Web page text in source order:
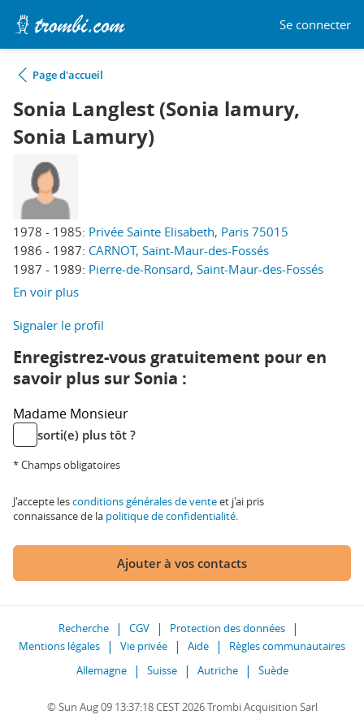
Se connecter
Page d'accueil
Sonia Langlest (Sonia lamury,
Sonia Lamury)
1978 - 1985: Privée Sainte Elisabeth, Paris 75015
1986 - 1987: CARNOT, Saint-Maur-des-Fossés
1987 - 1989: Pierre-de-Ronsard, Saint-Maur-des-Fossés
En voir plus
Signaler le profil
Enregistrez-vous gratuitement pour en
savoir plus sur Sonia :
Madame Monsieur
sorti(e) plus tôt ?
* Champs obligatoires
J'accepte lesconditions générales de venteet j'ai pris
connaissance de la politique de confidentialité.
Ajouter à vos contacts
Recherche CGV
Protection des données
Mentions légales
Vie privée Aide
Règles communautaires
Allemagne
Suisse Autriche Suède
© Sun Aug 09 13:37:18 CEST 2026 Trombi Acquisition Sarl